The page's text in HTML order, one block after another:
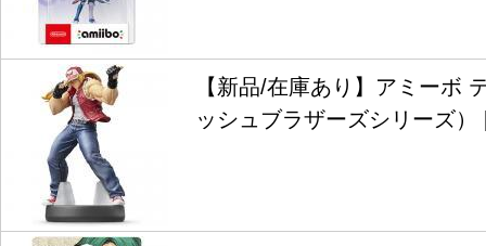
【新品/在庫あり】アミーボ
ッシュブラザーズシリーズ）